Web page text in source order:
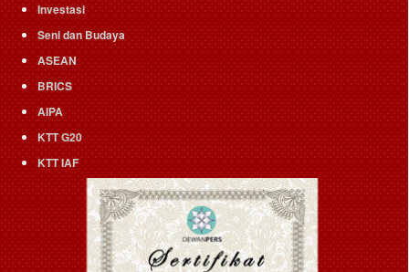
Investasi
Seni dan Budaya
ASEAN
BRICS
AIPA
KTT G20
KTT IAF